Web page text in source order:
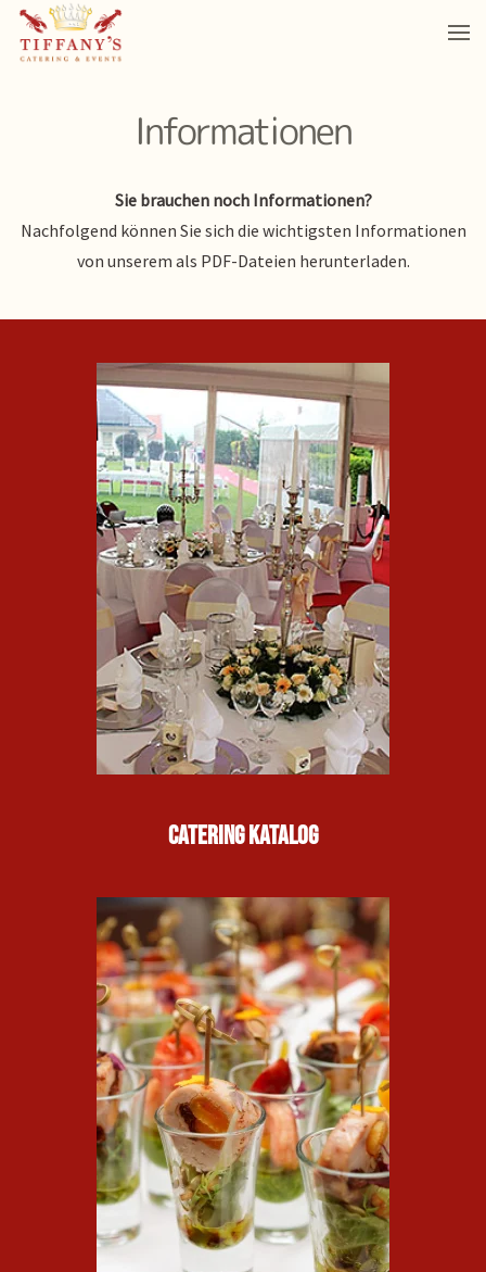
Informationen
Sie brauchen noch Informationen?
Nachfolgend können Sie sich die wichtigsten Informationen
von unserem als PDF-Dateien herunterladen.
Catering Katalog